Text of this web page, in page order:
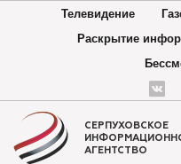
Телевидение
Раскрытие
СЕРПУХОВСКОЕ
АГЕНТСТВО